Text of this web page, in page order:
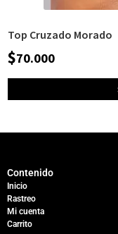
Top Cruzado Morado
$70.000
Contenido
Inicio
Rastreo
Mi cuenta
Carrito